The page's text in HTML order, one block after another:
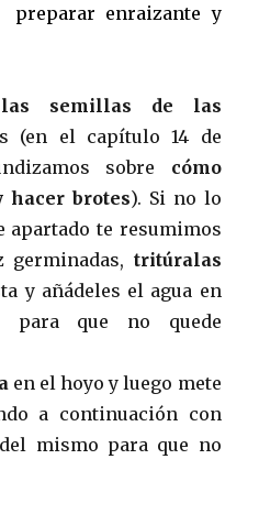
preparar enraizante y
semillas de las
(en el capítulo 14 de
sobre cómo
brotes). Si no lo
apartado te resumimos
germinadas, tritúralas
y añádeles el agua en
para que no quede
en el hoyo y luego mete
a continuación con
mismo para que no